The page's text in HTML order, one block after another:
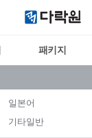
패키지
일본어
기타일반